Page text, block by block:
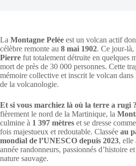
La Montagne Pelée est un volcan actif
célèbre remonte au 8 mai 1902. Ce jour-
Pierre fut totalement détruite en quelques
mort de près de 30 000 personnes. Cette
mémoire collective et inscrit le volcan dans
de la volcanologie.
Et si vous marchiez là où la terre a rugi ?
fièrement le nord de la Martinique, la
culmine à 1 397 mètres et se dresse
fois majestueux et redoutable. Classée au
mondial de l’UNESCO depuis 2023, elle
année randonneurs, passionnés d’histoire
nature sauvage.